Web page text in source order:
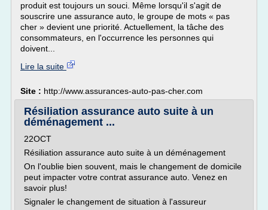
produit est toujours un souci. Même lorsqu'il s'agit de
souscrire une assurance auto, le groupe de mots « pas
cher » devient une priorité. Actuellement, la tâche des
consommateurs, en l'occurrence les personnes qui
doivent...
Lire la suite
Site : http://www.assurances-auto-pas-cher.com
Résiliation assurance auto suite à un
déménagement ...
22OCT
Résiliation assurance auto suite à un déménagement
On l'oublie bien souvent, mais le changement de domicile
peut impacter votre contrat assurance auto. Venez en
savoir plus!
Signaler le changement de situation à l'assureur